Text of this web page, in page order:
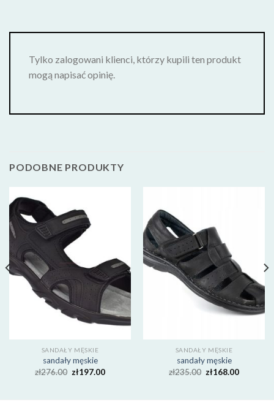
Tylko zalogowani klienci, którzy kupili ten produkt
mogą napisać opinię.
PODOBNE PRODUKTY
SANDAŁY MĘSKIE
sandały męskie
zł276.00 zł197.00
SANDAŁY MĘSKIE
sandały męskie
zł235.00 zł168.00